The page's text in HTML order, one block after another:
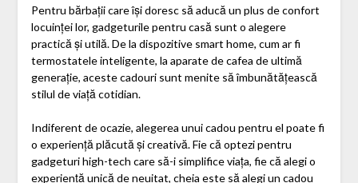
Pentru bărbații care își doresc să aducă un plus de confort
locuinței lor, gadgeturile pentru casă sunt o alegere
practică și utilă. De la dispozitive smart home, cum ar fi
termostatele inteligente, la aparate de cafea de ultimă
generație, aceste cadouri sunt menite să îmbunătățească
stilul de viață cotidian.
Indiferent de ocazie, alegerea unui cadou pentru el poate fi
o experiență plăcută și creativă. Fie că optezi pentru
gadgeturi high-tech care să-i simplifice viața, fie că alegi o
experiență unică de neuitat, cheia este să alegi un cadou